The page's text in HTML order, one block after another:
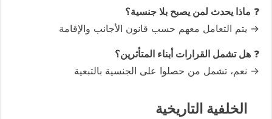
❓ ماذا يحدث لمن يصبح بلا جنسية؟
→ يتم التعامل معهم حسب قانون الأجانب والإقامة
❓ هل تشمل القرارات أبناء المتأثرين؟
→ نعم، تشمل من حصلوا على الجنسية بالتبعية
الخلفية التاريخية